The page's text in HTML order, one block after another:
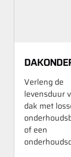
Verleng de
levensduur
dak met
of een